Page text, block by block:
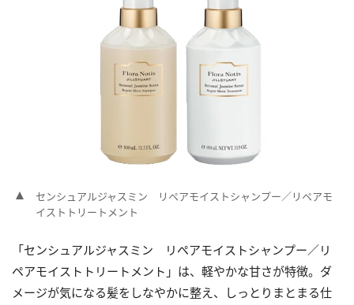
センシュアルジャスミン リペアモイストシャンプー／リペアモ
イストトリートメント
「センシュアルジャスミン リペアモイストシャンプー／リ
ペアモイストトリートメント」は、軽やかな甘さが特徴。ダ
メージが気になる髪をしなやかに整え、しっとりまとまる仕